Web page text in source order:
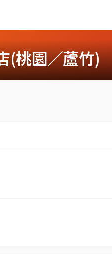
(桃園／蘆竹)